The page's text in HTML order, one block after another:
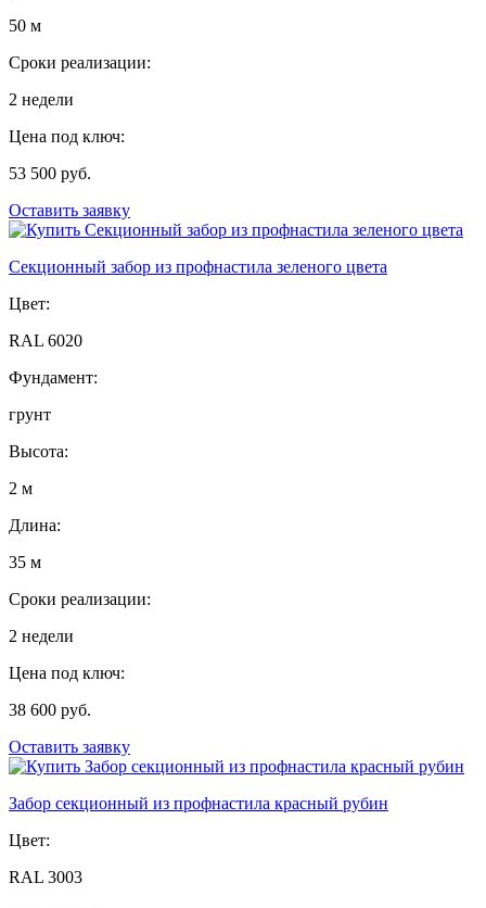
50 м
Сроки реализации:
2 недели
Цена под ключ:
53 500 руб.
Оставить заявку
Секционный забор из профнастила зеленого цвета
Цвет:
RAL 6020
Фундамент:
грунт
Высота:
2 м
Длина:
35 м
Сроки реализации:
2 недели
Цена под ключ:
38 600 руб.
Оставить заявку
Забор секционный из профнастила красный рубин
Цвет:
RAL 3003